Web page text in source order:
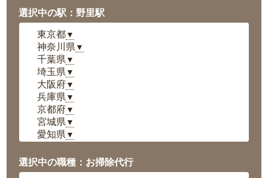
選択中の駅：野里駅
東京都▼
神奈川県 ▼
千葉県 ▼
埼玉県 ▼
大阪府▼
兵庫県 ▼
京都府▼
宮城県 ▼
愛知県 ▼
岡山県▼
広島県▼
選択中の職種：お掃除代行